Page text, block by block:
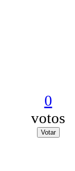
0
votos